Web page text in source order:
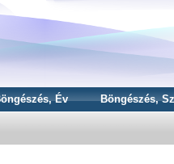
Év Böngészés,